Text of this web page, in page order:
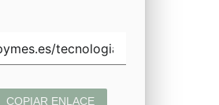
COPIAR ENLACE